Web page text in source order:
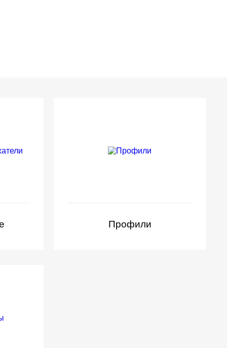
Профили